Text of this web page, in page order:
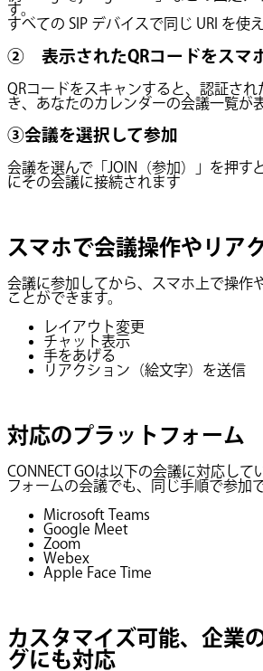
す。
すべての SIP デバイスで同じ URI を使え
② 表示されたQRコードをスマ
QRコードをスキャンすると、認証され
き、あなたのカレンダーの会議一覧が
③会議を選択して参加
会議を選んで「JOIN（参加）」を押す
にその会議に接続されます
スマホで会議操作やリア
会議に参加してから、スマホ上で操作
ことができます。
レイアウト変更
チャット表示
手をあげる
リアクション（絵文字）を送信
対応のプラットフォーム
CONNECT GOは以下の会議に対応して
フォームの会議でも、同じ手順で参加
Microsoft Teams
Google Meet
Zoom
Webex
Apple Face Time
カスタマイズ可能、企業
グにも対応